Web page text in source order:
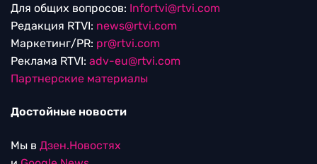
Для общих вопросов: Infortvi@rtvi.com
Редакция RTVI: news@rtvi.com
Маркетинг/PR: pr@rtvi.com
Реклама RTVI: adv-eu@rtvi.com
Партнерские материалы
Достойные новости
Мы в Дзен.Новостях